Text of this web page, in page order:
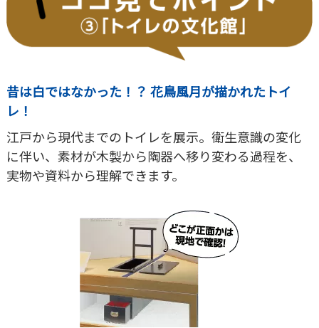
昔は白ではなかった！？ 花鳥風月が描かれたトイ
レ！
江戸から現代までのトイレを展示。衛生意識の変化
に伴い、素材が木製から陶器へ移り変わる過程を、
実物や資料から理解できます。